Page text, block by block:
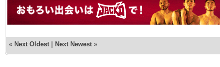
« Next Oldest | Next Newest »